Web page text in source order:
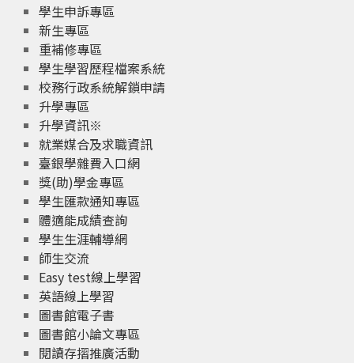
學生申訴專區
新生專區
重補修專區
學生學習歷程檔案系統
校務行政系統解鎖申請
升學專區
升學資訊※
就業媒合及求職資訊
臺銀學雜費入口網
獎(助)學金專區
學生匯款通知專區
體適能成績查詢
學生生涯輔導網
師生交流
Easy test線上學習
英語線上學習
圖書館電子書
圖書館小論文專區
閱讀存摺推廣活動